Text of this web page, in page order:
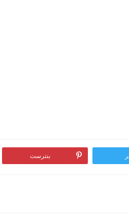
بنترست